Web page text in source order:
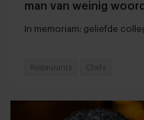
man van weinig
In memoriam: geliefde
Restaurants Chefs